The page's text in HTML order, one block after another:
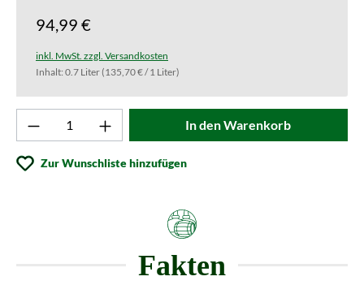
94,99 €
inkl. MwSt. zzgl. Versandkosten
Inhalt: 0.7 Liter(135,70 € / 1 Liter)
Produkt Anzahl: Gib den gewünschten
In den Warenkorb
Zur Wunschliste hinzufügen
Fakten